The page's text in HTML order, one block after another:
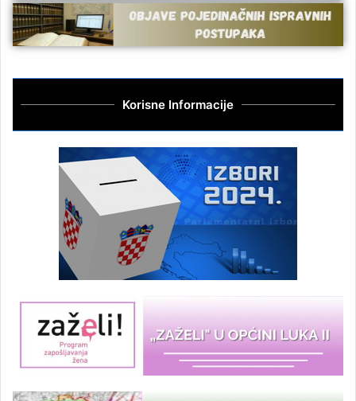
Korisne Informacije